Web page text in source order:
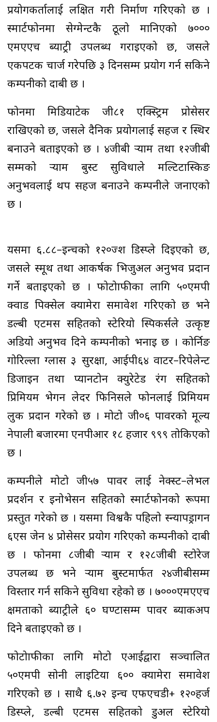
प्रयोगकर्तालाई लक्षित गरी निर्माण गरिएको छ ।
स्मार्टफोनमा सेग्मेन्टकै ठूलो मानिएको ७०००
एमएएच ब्याट्री उपलब्ध गराइएको छ, जसले
एकपटक चार्ज गरेपछि ३ दिनसम्म प्रयोग गर्न सकिने
कम्पनीको दाबी छ ।
फोनमा मिडियाटेक जी८१ एक्स्ट्रिम प्रोसेसर
राखिएको छ, जसले दैनिक प्रयोगलाई सहज र स्थिर
बनाउने बताइएको छ । ४जीबी र्‍याम तथा १२जीबी
सम्मको र्‍याम बुस्ट सुविधाले मल्टिटास्किङ
अनुभवलाई थप सहज बनाउने कम्पनीले जनाएको
छ ।
यसमा ६.८८–इन्चको १२०ज्श डिस्प्ले दिइएको छ,
जसले स्मूथ तथा आकर्षक भिजुअल अनुभव प्रदान
गर्ने बताइएको छ । फोटोग्राफीका लागि ५०एमपी
क्वाड पिक्सेल क्यामेरा समावेश गरिएको छ भने
डल्बी एटमस सहितको स्टेरियो स्पिकर्सले उत्कृष्ट
अडियो अनुभव दिने कम्पनीको भनाइ छ । कोर्निङ
गोरिल्ला ग्लास ३ सुरक्षा, आईपी६४ वाटर–रिपेलेन्ट
डिजाइन तथा प्यानटोन क्युरेटेड रंग सहितको
प्रिमियम भेगन लेदर फिनिसले फोनलाई प्रिमियम
लुक प्रदान गरेको छ । मोटो जी०६ पावरको मूल्य
नेपाली बजारमा एनपीआर १८ हजार ९९९ तोकिएको
छ ।
कम्पनीले मोटो जी५७ पावर लाई नेक्स्ट–लेभल
प्रदर्शन र इनोभेसन सहितको स्मार्टफोनको रूपमा
प्रस्तुत गरेको छ । यसमा विश्वकै पहिलो स्न्यापड्रागन
६एस जेन ४ प्रोसेसर प्रयोग गरिएको कम्पनीको दाबी
छ । फोनमा ८जीबी र्‍याम र १२८जीबी स्टोरेज
उपलब्ध छ भने र्‍याम बुस्टमार्फत २४जीबीसम्म
विस्तार गर्न सकिने सुविधा रहेको छ । ७०००एमएएच
क्षमताको ब्याट्रीले ६० घण्टासम्म पावर ब्याकअप
दिने बताइएको छ ।
फोटोग्राफीका लागि मोटो एआईद्वारा सञ्चालित
५०एमपी सोनी लाइटिया ६०० क्यामेरा समावेश
गरिएको छ । साथै ६.७२ इन्च एफएचडी+ १२०हर्ज
डिस्प्ले, डल्बी एटमस सहितको डुअल स्टेरियो